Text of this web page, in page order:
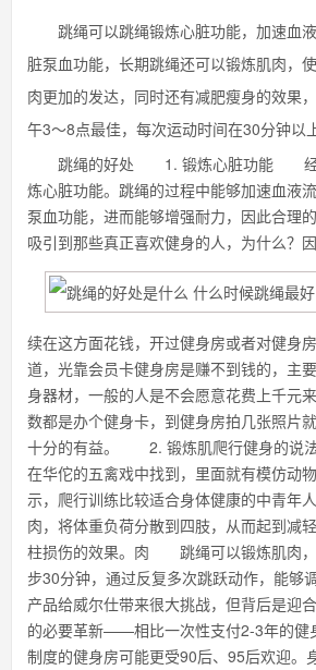
跳绳可以跳绳锻炼心脏功能，加速血
脏泵血功能，长期跳绳还可以锻炼肌肉，
肉更加的发达，同时还有减肥瘦身的效果
午3～8点最佳，每次运动时间在30分钟以上
跳绳的好处 1. 锻炼心脏功能 经常
炼心脏功能。跳绳的过程中能够加速血液
泵血功能，进而能够增强耐力，因此合理
吸引到那些真正喜欢健身的人，为什么？
续在这方面花钱，开过健身房或者对健身
道，光靠会员卡健身房是赚不到钱的，主
身器材，一般的人是不会愿意花费上千元
数都是办个健身卡，到健身房拍几张照片
十分的有益。 2. 锻炼肌爬行健身的说
在华佗的五禽戏中找到，里面就有模仿动
示，爬行训练比较适合身体健康的中青年
肉，将体重负荷分散到四肢，从而起到减
柱损伤的效果。肉 跳绳可以锻炼肌肉，
步30分钟，通过反复多次跳跃动作，能够
产品给威尔仕带来很大挑战，但背后是迎
的必要革新——相比一次性支付2-3年的健
制度的健身房可能更受90后、95后欢迎。